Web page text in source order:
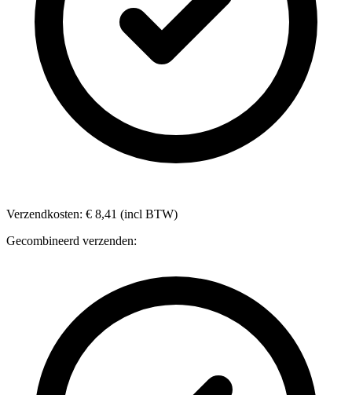
Verzendkosten: € 8,41 (incl BTW)
Gecombineerd verzenden: